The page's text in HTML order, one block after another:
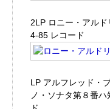
2LP ロニー・アル
4-85 レコード
LP アルフレッド・
ノ・ソナタ第８番